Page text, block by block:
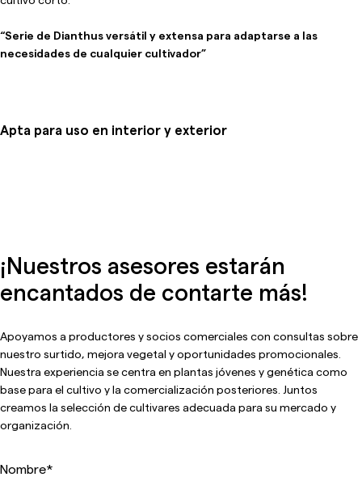
“Serie de Dianthus versátil y extensa para adaptarse a las
necesidades de cualquier cultivador”
Apta para uso en interior y exterior
¡Nuestros asesores estarán
encantados de contarte más!
Apoyamos a productores y socios comerciales con consultas sobre
nuestro surtido, mejora vegetal y oportunidades promocionales.
Nuestra experiencia se centra en plantas jóvenes y genética como
base para el cultivo y la comercialización posteriores. Juntos
creamos la selección de cultivares adecuada para su mercado y
organización.
Nombre*